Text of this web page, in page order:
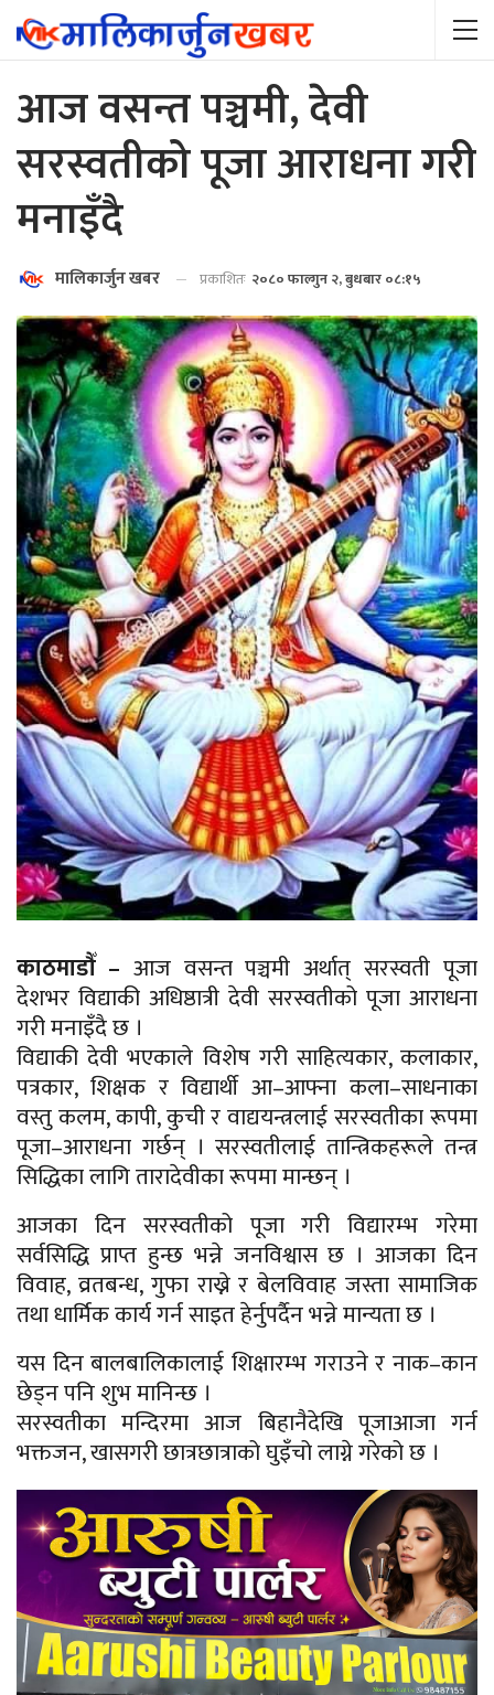
आज वसन्त पञ्चमी, देवी
सरस्वतीको पूजा आराधना गरी
मनाइँदै
मालिकार्जुन खबर प्रकाशितः २०८० फाल्गुन २, बुधबार ०८:१५
काठमाडौँ – आज वसन्त पञ्चमी अर्थात् सरस्वती पूजा
देशभर विद्याकी अधिष्ठात्री देवी सरस्वतीको पूजा आराधना
गरी मनाइँदै छ ।
विद्याकी देवी भएकाले विशेष गरी साहित्यकार, कलाकार,
पत्रकार, शिक्षक र विद्यार्थी आ–आफ्ना कला–साधनाका
वस्तु कलम, कापी, कुची र वाद्ययन्त्रलाई सरस्वतीका रूपमा
पूजा–आराधना गर्छन् । सरस्वतीलाई तान्त्रिकहरूले तन्त्र
सिद्धिका लागि तारादेवीका रूपमा मान्छन् ।
आजका दिन सरस्वतीको पूजा गरी विद्यारम्भ गरेमा
सर्वसिद्धि प्राप्त हुन्छ भन्ने जनविश्वास छ । आजका दिन
विवाह, व्रतबन्ध, गुफा राख्ने र बेलविवाह जस्ता सामाजिक
तथा धार्मिक कार्य गर्न साइत हेर्नुपर्दैन भन्ने मान्यता छ ।
यस दिन बालबालिकालाई शिक्षारम्भ गराउने र नाक–कान
छेड्न पनि शुभ मानिन्छ ।
सरस्वतीका मन्दिरमा आज बिहानैदेखि पूजाआजा गर्न
भक्तजन, खासगरी छात्रछात्राको घुइँचो लाग्ने गरेको छ ।